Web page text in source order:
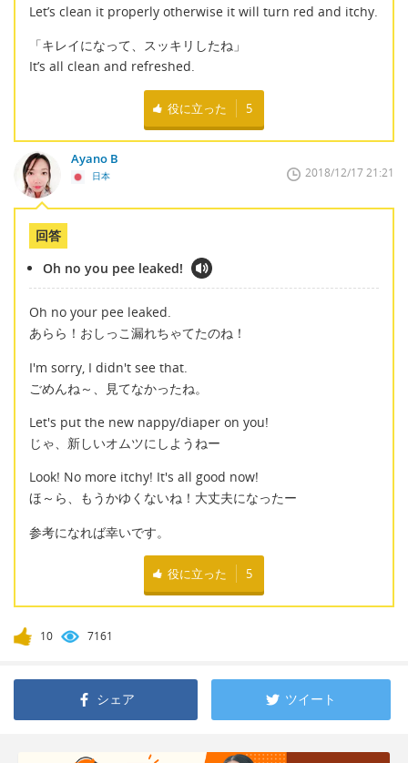
Let’s clean it properly otherwise it will turn red and itchy.
「キレイになって、スッキリしたね」
It’s all clean and refreshed.
役に立った 5
Ayano B
日本 2018/12/17 21:21
回答
Oh no you pee leaked!
Oh no your pee leaked.
あらら！おしっこ漏れちゃてたのね！
I'm sorry, I didn't see that.
ごめんね～、見てなかったね。
Let's put the new nappy/diaper on you!
じゃ、新しいオムツにしようねー
Look! No more itchy! It's all good now!
ほ～ら、もうかゆくないね！大丈夫になったー
参考になれば幸いです。
役に立った 5
10 7161
シェア ツイート